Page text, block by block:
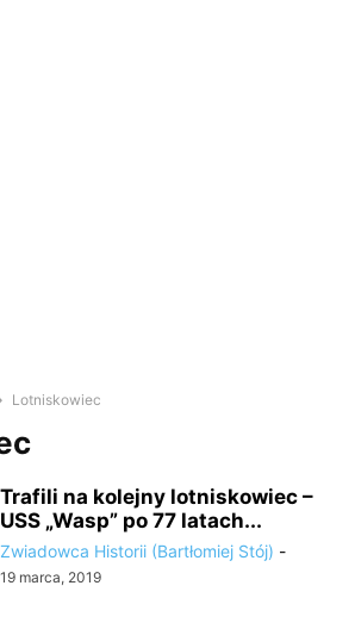
Lotniskowiec
Trafili na kolejny lotniskowiec –
USS „Wasp” po 77 latach...
Zwiadowca Historii (Bartłomiej Stój) -
19 marca, 2019